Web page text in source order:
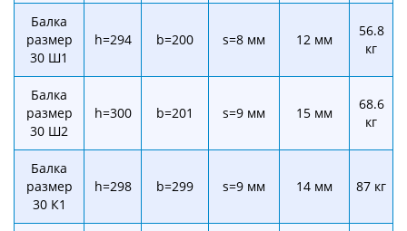
Балка
размер
30 Ш1
h=294 b=200 s=8 мм 12 мм
56.8
кг
Балка
размер
30 Ш2
h=300 b=201 s=9 мм 15 мм
68.6
кг
Балка
размер
30 К1
h=298 b=299 s=9 мм 14 мм 87 кг